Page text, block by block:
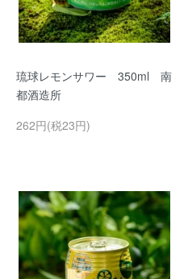
琉球レモンサワー 350ml 南
都酒造所
262円(税23円)